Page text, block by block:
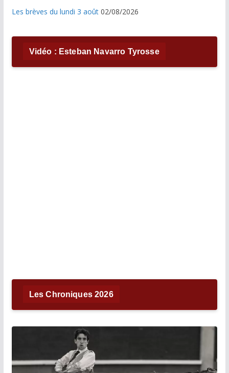
Les brèves du lundi 3 août 02/08/2026
Vidéo : Esteban Navarro Tyrosse
Les Chroniques 2026